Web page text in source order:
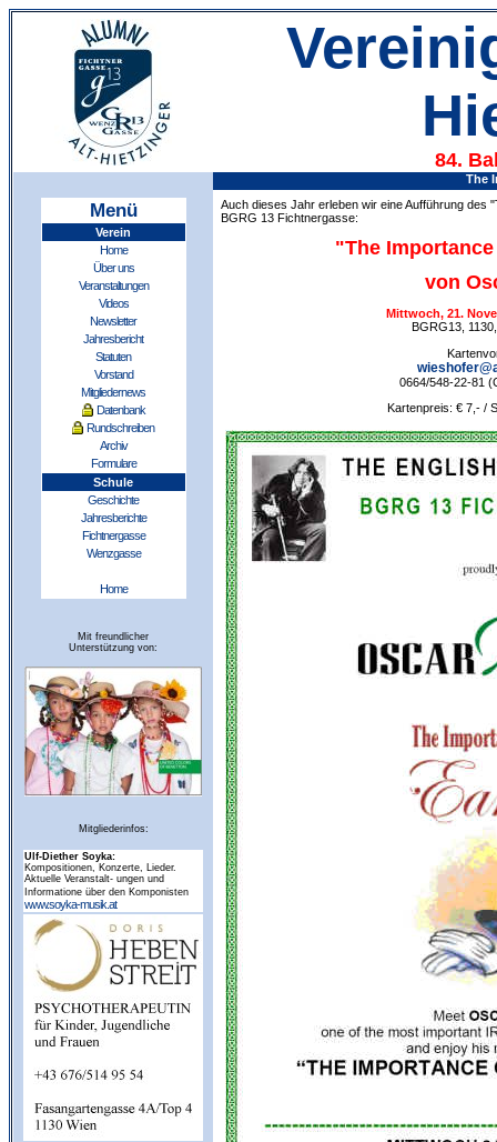
84.
Menü
Verein
Home
Über uns
Veranstaltungen
Videos
Newsletter
Jahresbericht
Statuten
Vorstand
Mitgliedernews
Datenbank
Rundschreiben
Archiv
Formulare
Schule
Geschichte
Jahresberichte
Fichtnergasse
Wenzgasse
Home
Mit freundlicher
Unterstützung von:
Mitgliederinfos:
Ulf-Diether Soyka:
Kompositionen, Konzerte, Lieder.
Aktuelle Veranstalt- ungen und
Informatione über den Komponisten
www.soyka-musik.at
The
Auch dieses Jahr erleben wir eine Aufführung des
BGRG 13 Fichtnergasse:
"The
von
Mittwoch, 21.
BGRG13,
0664/548-22-81
Kartenpreis: € 7,- /